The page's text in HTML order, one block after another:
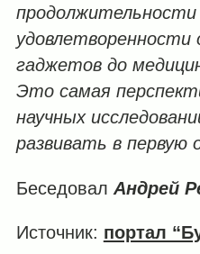
продолжительности
гаджетов до
Это самая
научных
развивать в первую
Беседовал Андрей
Источник: портал